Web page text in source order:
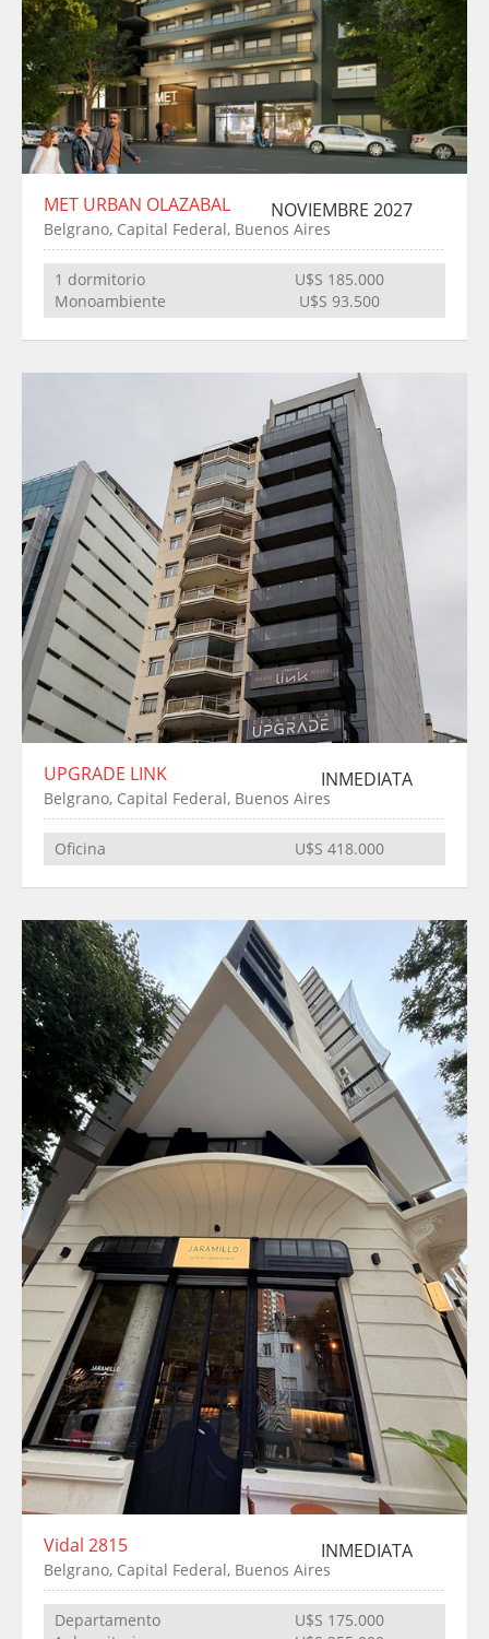
MET URBAN OLAZABAL NOVIEMBRE 2027
Belgrano, Capital Federal, Buenos Aires
1 dormitorio
U$S 185.000
Monoambiente
U$S 93.500
UPGRADE LINK INMEDIATA
Belgrano, Capital Federal, Buenos Aires
Oficina U$S 418.000
Vidal 2815 INMEDIATA
Belgrano, Capital Federal, Buenos Aires
Departamento
U$S 175.000